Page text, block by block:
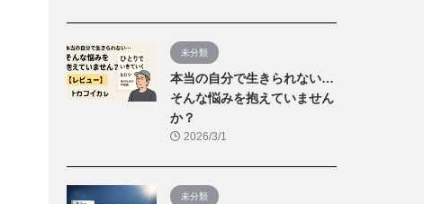
未分類
本当の自分で生きられない…
そんな悩みを抱えていません
か？
2026/3/1
未分類